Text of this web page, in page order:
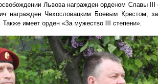
Львова награжден орденом Славы III
награжден Чехословацким Боевым Крестом,
имеет орден «За мужество III степени».
1/20